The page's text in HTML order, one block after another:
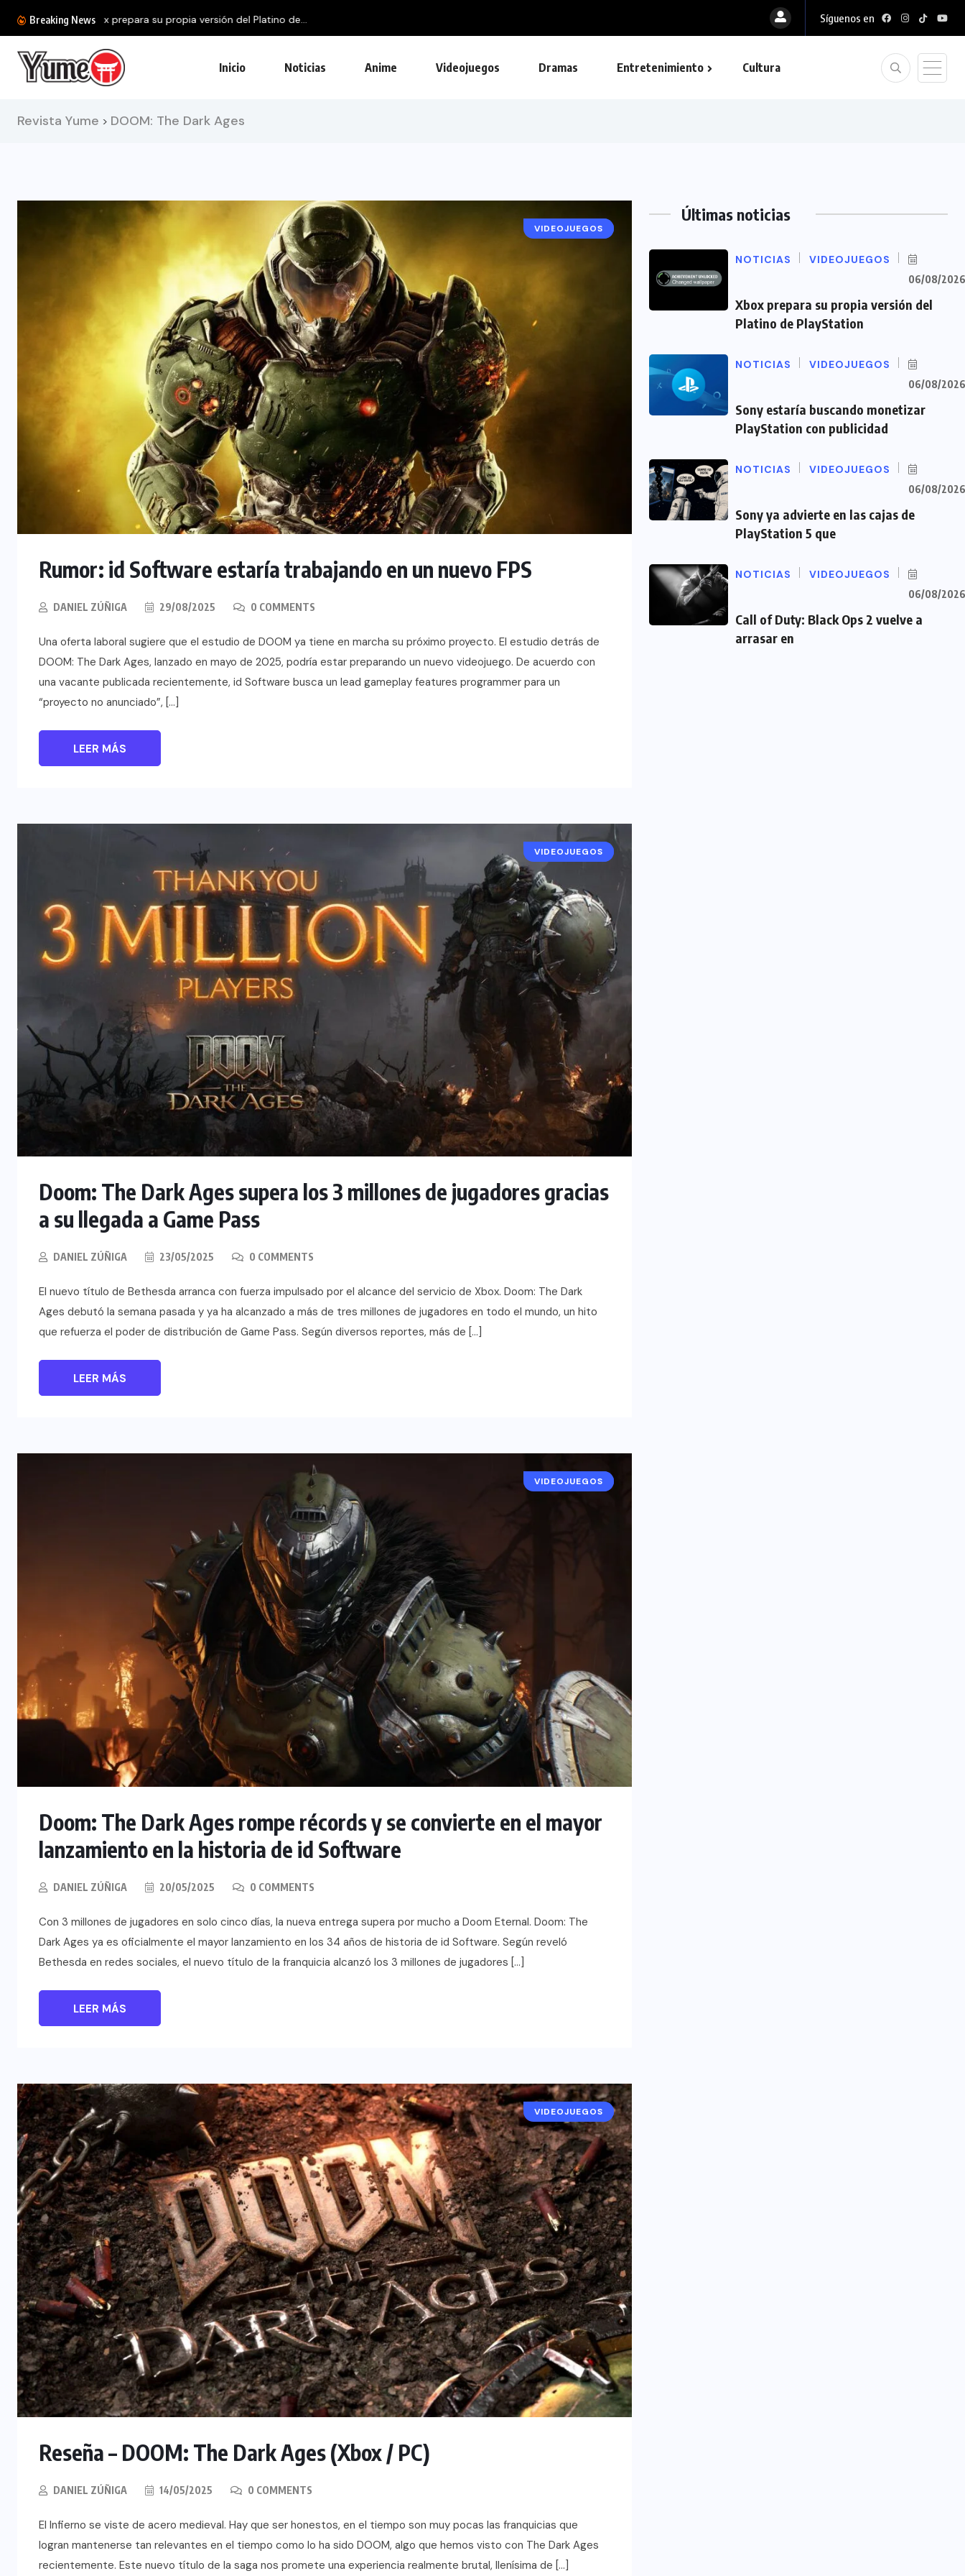
Breaking News Sony estaría buscando monetizar PlayStation con publicidad Síguenos en
Inicio Noticias Anime Videojuegos Dramas Entretenimiento Cultura
Revista Yume > DOOM: The Dark Ages
NOTICIAS
VIDEOJUEGOS
Rumor: id Software estaría trabajando en un nuevo FPS
DANIEL ZÚÑIGA 29/08/2025 0 COMMENTS
Una oferta laboral sugiere que el estudio de DOOM ya tiene en marcha su próximo proyecto. El estudio detrás de
DOOM: The Dark Ages, lanzado en mayo de 2025, podría estar preparando un nuevo videojuego. De acuerdo con
una vacante publicada recientemente, id Software busca un lead gameplay features programmer para un
“proyecto no anunciado”, […]
LEER MÁS
NOTICIAS
VIDEOJUEGOS
Doom: The Dark Ages supera los 3 millones de jugadores gracias
a su llegada a Game Pass
DANIEL ZÚÑIGA 23/05/2025 0 COMMENTS
El nuevo título de Bethesda arranca con fuerza impulsado por el alcance del servicio de Xbox. Doom: The Dark
Ages debutó la semana pasada y ya ha alcanzado a más de tres millones de jugadores en todo el mundo, un hito
que refuerza el poder de distribución de Game Pass. Según diversos reportes, más de […]
LEER MÁS
NOTICIAS
VIDEOJUEGOS
Doom: The Dark Ages rompe récords y se convierte en el mayor
lanzamiento en la historia de id Software
DANIEL ZÚÑIGA 20/05/2025 0 COMMENTS
Con 3 millones de jugadores en solo cinco días, la nueva entrega supera por mucho a Doom Eternal. Doom: The
Dark Ages ya es oficialmente el mayor lanzamiento en los 34 años de historia de id Software. Según reveló
Bethesda en redes sociales, el nuevo título de la franquicia alcanzó los 3 millones de jugadores […]
LEER MÁS
RESEÑAS
VIDEOJUEGOS
Reseña – DOOM: The Dark Ages (Xbox / PC)
DANIEL ZÚÑIGA 14/05/2025 0 COMMENTS
El Infierno se viste de acero medieval. Hay que ser honestos, en el tiempo son muy pocas las franquicias que
logran mantenerse tan relevantes en el tiempo como lo ha sido DOOM, algo que hemos visto con The Dark Ages
recientemente. Este nuevo título de la saga nos promete una experiencia realmente brutal, llenísima de […]
Últimas noticias
NOTICIAS VIDEOJUEGOS
06/08/2026
Xbox prepara su propia versión del
Platino de PlayStation
NOTICIAS VIDEOJUEGOS
06/08/2026
Sony estaría buscando monetizar
PlayStation con publicidad
NOTICIAS VIDEOJUEGOS
06/08/2026
Sony ya advierte en las cajas de
PlayStation 5 que
NOTICIAS VIDEOJUEGOS
06/08/2026
Call of Duty: Black Ops 2 vuelve a
arrasar en